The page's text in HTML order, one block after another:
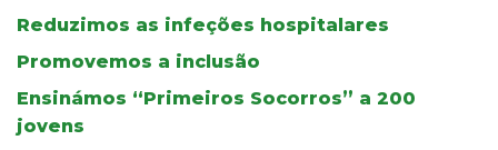
Reduzimos as infeções hospitalares
Promovemos a inclusão
Ensinámos “Primeiros Socorros” a 200
jovens